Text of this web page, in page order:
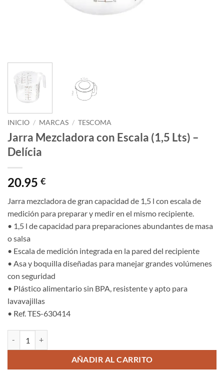
INICIO / MARCAS / TESCOMA
Jarra Mezcladora con Escala (1,5 Lts) –
Delícia
20.95 €
Jarra mezcladora de gran capacidad de 1,5 l con escala de
medición para preparar y medir en el mismo recipiente.
• 1,5 l de capacidad para preparaciones abundantes de masa
o salsa
• Escala de medición integrada en la pared del recipiente
• Asa y boquilla diseñadas para manejar grandes volúmenes
con seguridad
• Plástico alimentario sin BPA, resistente y apto para
lavavajillas
• Ref. TES-630414
AÑADIR AL CARRITO